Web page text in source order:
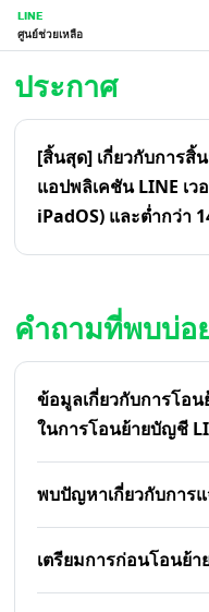
LINE
ศูนย์ช่วยเหลือ
ประกาศ
[สิ้นสุด] เกี่ยวกับการสิ้
แอปพลิเคชัน LINE เว
iPadOS) และต่ำกว่า
คำถามที่พบบ่อ
ข้อมูลเกี่ยวกับการโอ
ในการโอนย้ายบัญชี
พบปัญหาเกี่ยวกับการแ
เตรียมการก่อนโอนย้